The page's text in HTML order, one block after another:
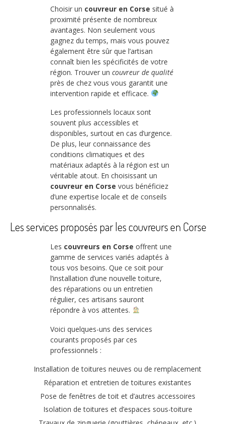
Choisir un couvreur en Corse situé à
proximité présente de nombreux
avantages. Non seulement vous
gagnez du temps, mais vous pouvez
également être sûr que l’artisan
connaît bien les spécificités de votre
région. Trouver un couvreur de qualité
près de chez vous vous garantit une
intervention rapide et efficace.
Les professionnels locaux sont
souvent plus accessibles et
disponibles, surtout en cas d’urgence.
De plus, leur connaissance des
conditions climatiques et des
matériaux adaptés à la région est un
véritable atout. En choisissant un
couvreur en Corse vous bénéficiez
d’une expertise locale et de conseils
personnalisés.
Les services proposés par les couvreurs en Corse
Les couvreurs en Corse offrent une
gamme de services variés adaptés à
tous vos besoins. Que ce soit pour
l’installation d’une nouvelle toiture,
des réparations ou un entretien
régulier, ces artisans sauront
répondre à vos attentes.
Voici quelques-uns des services
courants proposés par ces
professionnels :
Installation de toitures neuves ou de remplacement
Réparation et entretien de toitures existantes
Pose de fenêtres de toit et d’autres accessoires
Isolation de toitures et d’espaces sous-toiture